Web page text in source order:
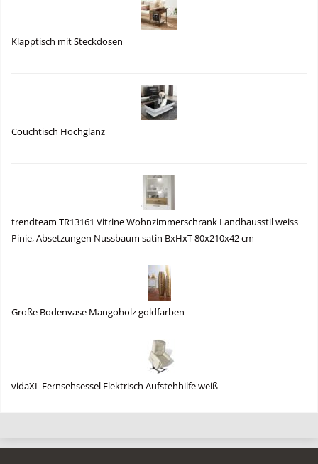
Klapptisch mit Steckdosen
Couchtisch Hochglanz
trendteam TR13161 Vitrine Wohnzimmerschrank Landhausstil weiss
Pinie, Absetzungen Nussbaum satin BxHxT 80x210x42 cm
Große Bodenvase Mangoholz goldfarben
vidaXL Fernsehsessel Elektrisch Aufstehhilfe weiß